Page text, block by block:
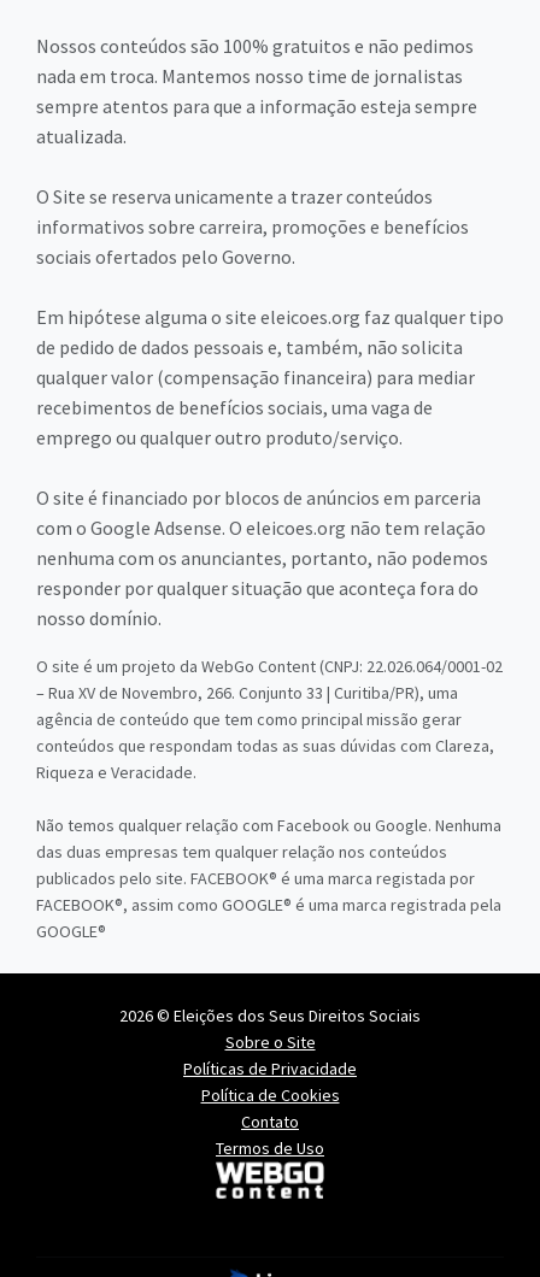
Nossos conteúdos são 100% gratuitos e não pedimos
nada em troca. Mantemos nosso time de jornalistas
sempre atentos para que a informação esteja sempre
atualizada.
O Site se reserva unicamente a trazer conteúdos
informativos sobre carreira, promoções e benefícios
sociais ofertados pelo Governo.
Em hipótese alguma o site eleicoes.org faz qualquer tipo
de pedido de dados pessoais e, também, não solicita
qualquer valor (compensação financeira) para mediar
recebimentos de benefícios sociais, uma vaga de
emprego ou qualquer outro produto/serviço.
O site é financiado por blocos de anúncios em parceria
com o Google Adsense. O eleicoes.org não tem relação
nenhuma com os anunciantes, portanto, não podemos
responder por qualquer situação que aconteça fora do
nosso domínio.
O site é um projeto da WebGo Content (CNPJ: 22.026.064/0001-02
– Rua XV de Novembro, 266. Conjunto 33 | Curitiba/PR), uma
agência de conteúdo que tem como principal missão gerar
conteúdos que respondam todas as suas dúvidas com Clareza,
Riqueza e Veracidade.
Não temos qualquer relação com Facebook ou Google. Nenhuma
das duas empresas tem qualquer relação nos conteúdos
publicados pelo site. FACEBOOK® é uma marca registada por
FACEBOOK®, assim como GOOGLE® é uma marca registrada pela
GOOGLE®
2026 © Eleições dos Seus Direitos Sociais
Sobre o Site
Políticas de Privacidade
Política de Cookies
Contato
Termos de Uso